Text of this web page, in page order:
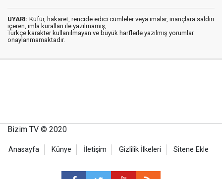
UYARI: Küfür, hakaret, rencide edici cümleler veya imalar, inançlara saldırı
içeren, imla kuralları ile yazılmamış,
Türkçe karakter kullanılmayan ve büyük harflerle yazılmış yorumlar
onaylanmamaktadır.
Bizim TV © 2020
Anasayfa Künye İletişim Gizlilik İlkeleri Sitene Ekle